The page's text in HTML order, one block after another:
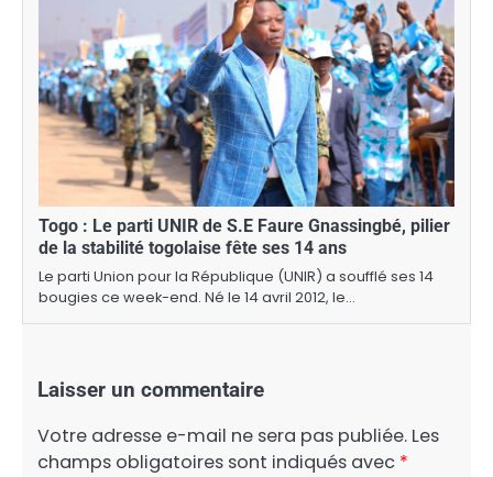
Togo : Le parti UNIR de S.E Faure Gnassingbé, pilier
de la stabilité togolaise fête ses 14 ans
Le parti Union pour la République (UNIR) a soufflé ses 14
bougies ce week-end. Né le 14 avril 2012, le…
Laisser un commentaire
Votre adresse e-mail ne sera pas publiée. Les
champs obligatoires sont indiqués avec *